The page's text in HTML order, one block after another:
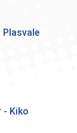
- Kiko